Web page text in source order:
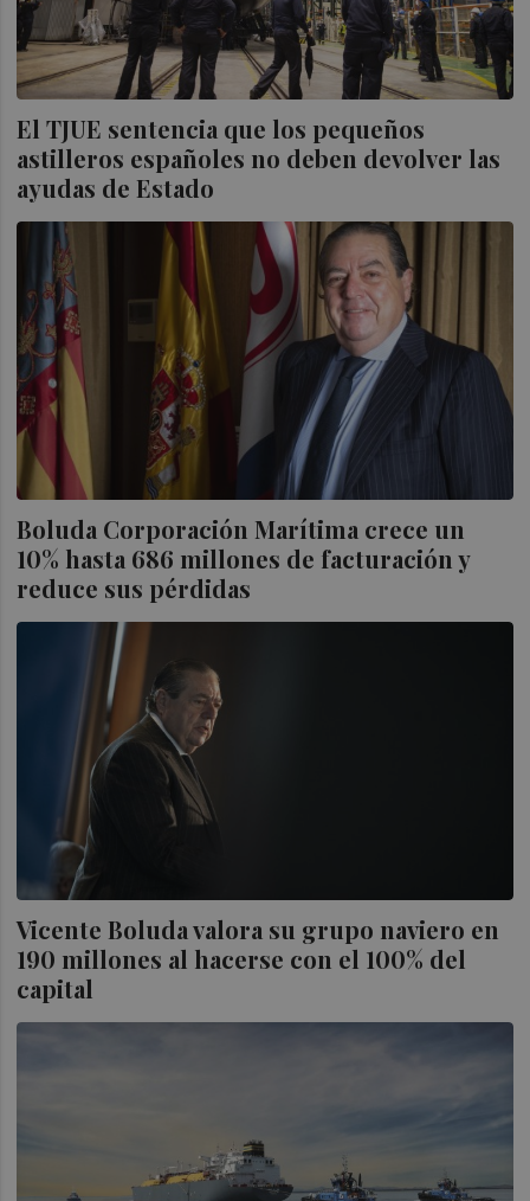
El TJUE sentencia que los pequeños
astilleros españoles no deben devolver las
ayudas de Estado
Boluda Corporación Marítima crece un
10% hasta 686 millones de facturación y
reduce sus pérdidas
Vicente Boluda valora su grupo naviero en
190 millones al hacerse con el 100% del
capital